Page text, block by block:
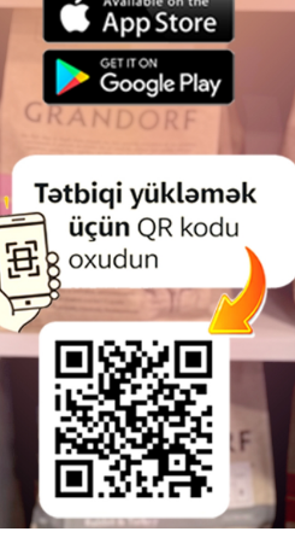
YETKIN ITLƏR ÜÇÜN
MAKARONLU YAŞ YEM
( Rəylər)
Çəki Qiymət
1 ədəd
2.70